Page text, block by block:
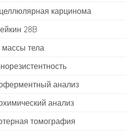
карцинома
28B
массы тела
анализ
анализ
томография